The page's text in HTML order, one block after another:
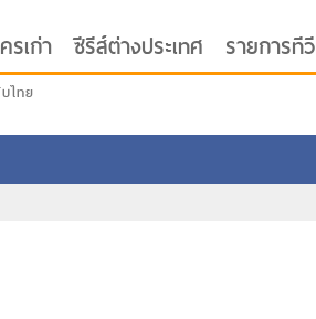
รเก่า ซีรีส์ต่างประเทศ รายการทีวี
ไทย